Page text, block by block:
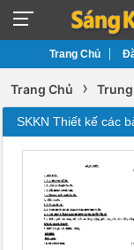
Trang Chủ
Trang Chủ ›
SKKN Thiết kế các